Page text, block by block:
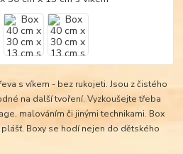
s víkem - bez rukojeti. Jsou z čistého
na další tvoření. Vyzkoušejte třeba
malováním či jinými technikami. Box
Boxy se hodí nejen do dětského